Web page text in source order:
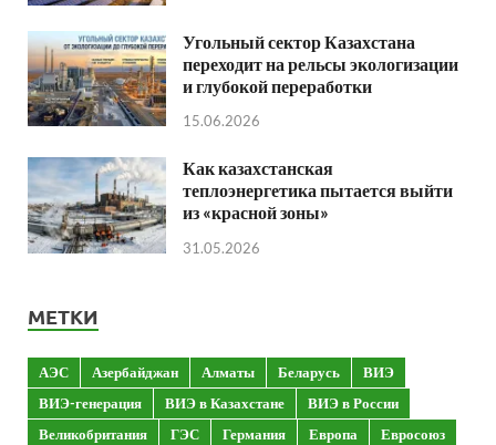
Угольный сектор Казахстана
переходит на рельсы экологизации
и глубокой переработки
15.06.2026
Как казахстанская
теплоэнергетика пытается выйти
из «красной зоны»
31.05.2026
МЕТКИ
АЭС Азербайджан Алматы Беларусь
ВИЭ
ВИЭ-генерация
ВИЭ в Казахстане
ВИЭ в России
Великобритания
ГЭС Германия Европа
Евросоюз